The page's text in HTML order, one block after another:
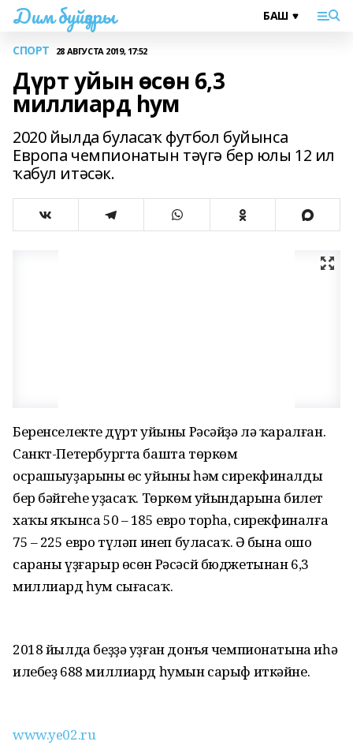
Дим буйҙары
СПОРТ 28 АВГУСТА 2019, 17:52
Дүрт уйын өсөн 6,3
миллиард һум
2020 йылда буласаҡ футбол буйынса
Европа чемпионатын тәүгә бер юлы 12 ил
ҡабул итәсәк.
Беренселектең дүрт уйыны Рәсәйҙә лә ҡаралған.
Санкт-Петербургта башта төркөм
осрашыуҙарының өс уйыны һәм сирекфиналдың
бер бәйгеһе уҙасаҡ. Төркөм уйындарына билет
хаҡы яҡынса 50 – 185 евро торһа, сирекфиналға
75 – 225 евро түләп инеп буласаҡ. Ә бына ошо
сараны үҙғарыр өсөн Рәсәсй бюджетынан 6,3
миллиард һум сығасаҡ.
2018 йылда беҙҙә уҙған донъя чемпионатына иһә
илебеҙ 688 миллиард һумын сарыф иткәйне.
www.ye02.ru